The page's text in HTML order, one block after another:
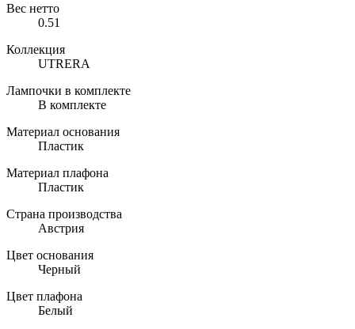
Вес нетто
0.51
Коллекция
UTRERA
Лампочки в комплекте
В комплекте
Материал основания
Пластик
Материал плафона
Пластик
Страна производства
Австрия
Цвет основания
Черный
Цвет плафона
Белый